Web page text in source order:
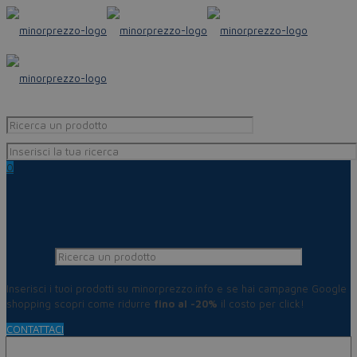
0
Inserisci i tuoi prodotti su minorprezzo.info e se hai campagne Google
shopping scopri come ridurre fino al -20% il costo per click!
CONTATTACI